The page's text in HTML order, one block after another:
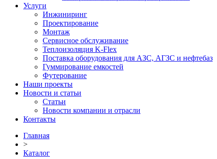
Услуги
Инжиниринг
Проектирование
Монтаж
Сервисное обслуживание
Теплоизоляция K-Flex
Поставка оборудования для АЗС, АГЗС и нефтебаз
Гуммирование емкостей
Футерование
Наши проекты
Новости и статьи
Статьи
Новости компании и отрасли
Контакты
Главная
>
Каталог